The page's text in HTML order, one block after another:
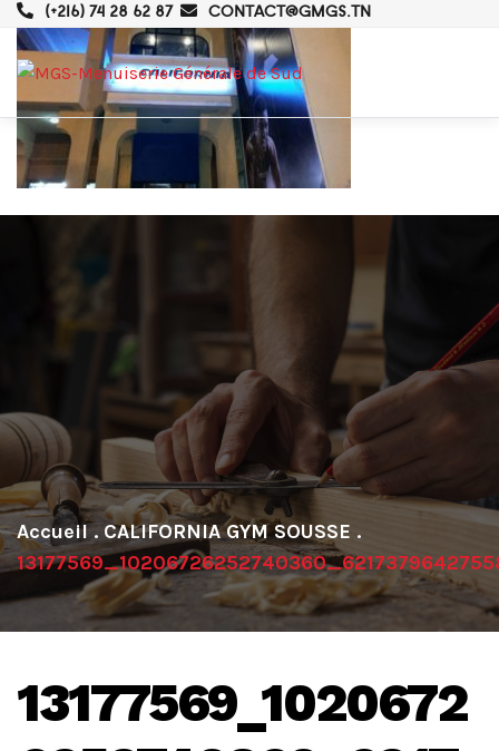
(+216) 74 28 62 87 CONTACT@GMGS.TN
. CALIFORNIA GYM SOUSSE .
13177569_1020672